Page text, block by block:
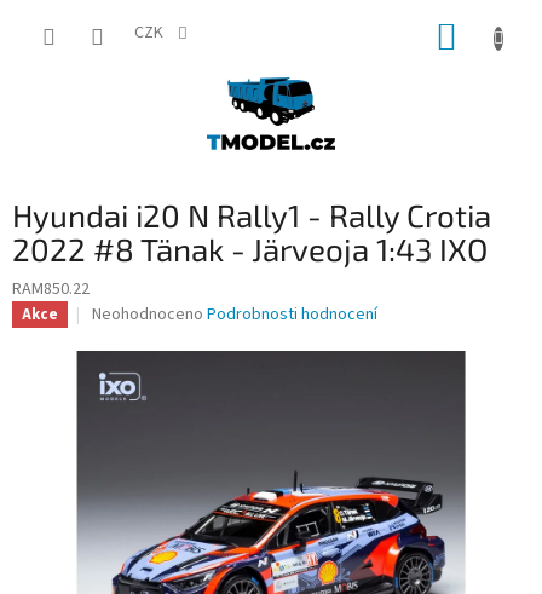
CZK
Hyundai i20 N Rally1 - Rally Crotia
2022 #8 Tänak - Järveoja 1:43 IXO
RAM850.22
Akce
Průměrné
produktu
je
0,0
Neohodnoceno Podrobnosti hodnocení